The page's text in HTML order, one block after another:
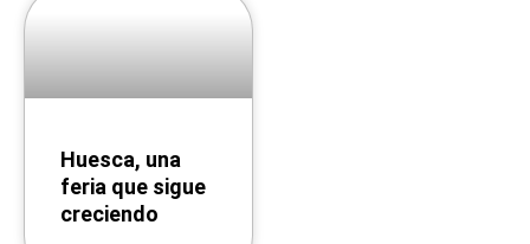
Huesca, una
feria que sigue
creciendo